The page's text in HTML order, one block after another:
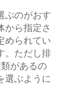
ぶのがおす
から指定さ
められてい
。ただし排
があるの
選ぶように